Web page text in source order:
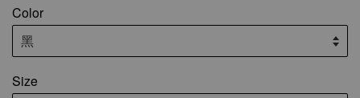
Color
Size